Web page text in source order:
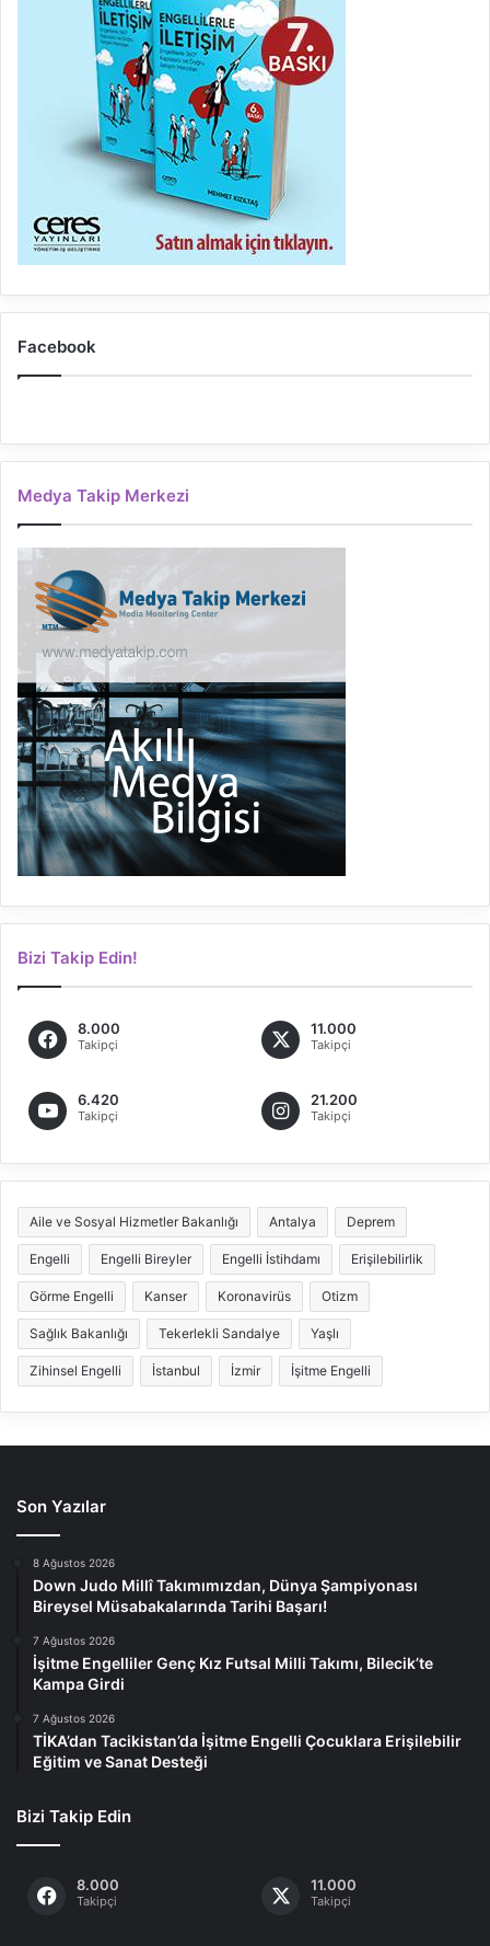
Facebook
Medya Takip Merkezi
Bizi Takip Edin!
8.000
Takipçi
11.000
Takipçi
6.420
Takipçi
21.200
Takipçi
Aile ve Sosyal Hizmetler Bakanlığı Antalya Deprem
Engelli Engelli Bireyler Engelli İstihdamı Erişilebilirlik
Görme Engelli Kanser Koronavirüs Otizm
Sağlık Bakanlığı Tekerlekli Sandalye Yaşlı
Zihinsel Engelli İstanbul İzmir İşitme Engelli
Son Yazılar
8 Ağustos 2026
Down Judo Millî Takımımızdan, Dünya Şampiyonası
Bireysel Müsabakalarında Tarihi Başarı!
7 Ağustos 2026
İşitme Engelliler Genç Kız Futsal Milli Takımı, Bilecik’te
Kampa Girdi
7 Ağustos 2026
TİKA’dan Tacikistan’da İşitme Engelli Çocuklara Erişilebilir
Eğitim ve Sanat Desteği
Bizi Takip Edin
8.000
Takipçi
11.000
Takipçi